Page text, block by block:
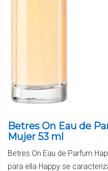
Betres On Eau de
Mujer 53 ml
Betres On Eau de Parfum
para ella Happy se